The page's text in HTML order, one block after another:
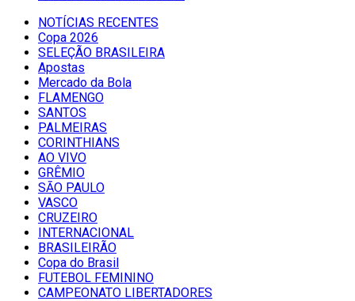
NOTÍCIAS RECENTES
Copa 2026
SELEÇÃO BRASILEIRA
Apostas
Mercado da Bola
FLAMENGO
SANTOS
PALMEIRAS
CORINTHIANS
AO VIVO
GRÊMIO
SĀO PAULO
VASCO
CRUZEIRO
INTERNACIONAL
BRASILEIRÃO
Copa do Brasil
FUTEBOL FEMININO
CAMPEONATO LIBERTADORES